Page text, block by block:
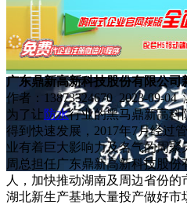
广东鼎新高新科技股份有限公司
作者：13873324670 2023-09-04
为了让防水行业的黑马鼎新高科
得到快速发展，2017年7月经过
业有着巨大影响力及名气的周
周总担任广东鼎新高新科技股
人，加快推动湖南及周边省份
湖北新生产基地大量投产做好市